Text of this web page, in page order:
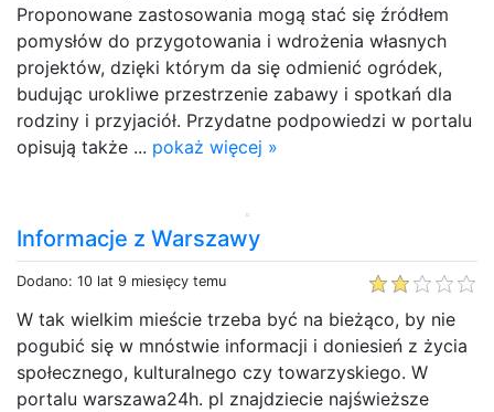
Proponowane zastosowania mogą stać się źródłem
pomysłów do przygotowania i wdrożenia własnych
projektów, dzięki którym da się odmienić ogródek,
budując urokliwe przestrzenie zabawy i spotkań dla
rodziny i przyjaciół. Przydatne podpowiedzi w portalu
opisują także ... pokaż więcej »
Informacje z Warszawy
Dodano: 10 lat 9 miesięcy temu
W tak wielkim mieście trzeba być na bieżąco, by nie
pogubić się w mnóstwie informacji i doniesień z życia
społecznego, kulturalnego czy towarzyskiego. W
portalu warszawa24h. pl znajdziecie najświeższe